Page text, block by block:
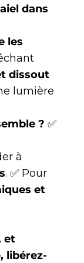
dans
les
dissout
lumière
? ✅
à
. ✅ Pour
et
et
libérez-